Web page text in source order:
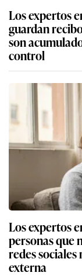
Los expertos
guardan
son
control
Los expertos
personas que
redes
externa